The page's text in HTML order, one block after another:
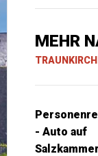
MEHR
- Auto auf